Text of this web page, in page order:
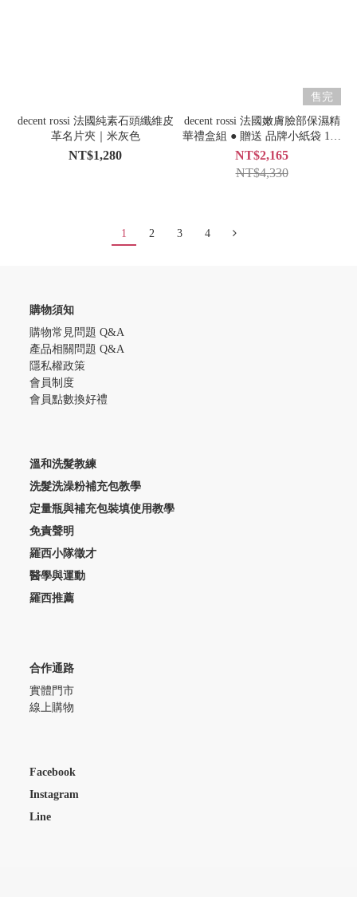
decent rossi 法國純素石頭纖維皮
革名片夾｜米灰色
NT$1,280
售完
decent rossi 法國嫩膚臉部保濕精
華禮盒組 ● 贈送 品牌小紙袋 1入
● 贈送 品牌抽繩束口袋1入
NT$2,165
NT$4,330
1 2 3 4
購物須知
購物常見問題 Q&A
產品相關問題 Q&A
隱私權政策
會員制度
會員點數換好禮
溫和洗髮教練
洗髮洗澡粉補充包教學
定量瓶與補充包裝填使用教學
免責聲明
羅西小隊徵才
醫學與運動
羅西推薦
合作通路
實體門市
線上購物
Facebook
Instagram
Line